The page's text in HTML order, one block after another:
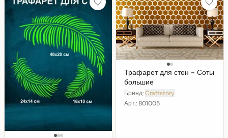
Трафарет для стен - Соты
большие
Бренд:Craftstory
Арт.:801005